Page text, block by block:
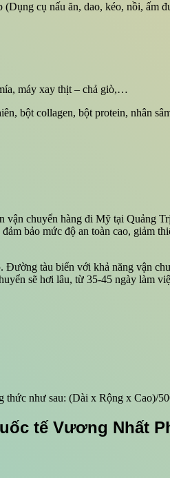
cụ nấu ăn, dao, kéo, nồi, ấm
máy xay thịt – chả giò,…
bột collagen, bột protein, nhân
vận chuyển hàng đi Mỹ tại Quảng
bảo mức độ an toàn cao, giảm
tàu biển với khả năng vận
sẽ hơi lâu, từ 35-45 ngày làm
như sau: (Dài x Rộng x Cao)/
tế Vương Nhất